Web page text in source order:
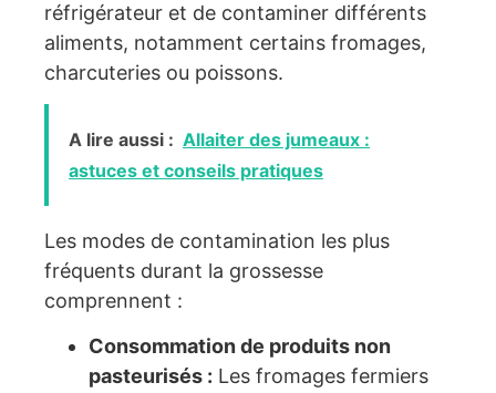
réfrigérateur et de contaminer différents
aliments, notamment certains fromages,
charcuteries ou poissons.
A lire aussi : Allaiter des jumeaux :
astuces et conseils pratiques
Les modes de contamination les plus
fréquents durant la grossesse
comprennent :
Consommation de produits non
pasteurisés : Les fromages fermiers